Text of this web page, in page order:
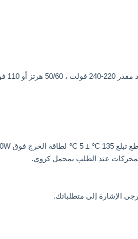
عند الطلب بمحمل كروي.
الإشارة إلى متطلباتك.